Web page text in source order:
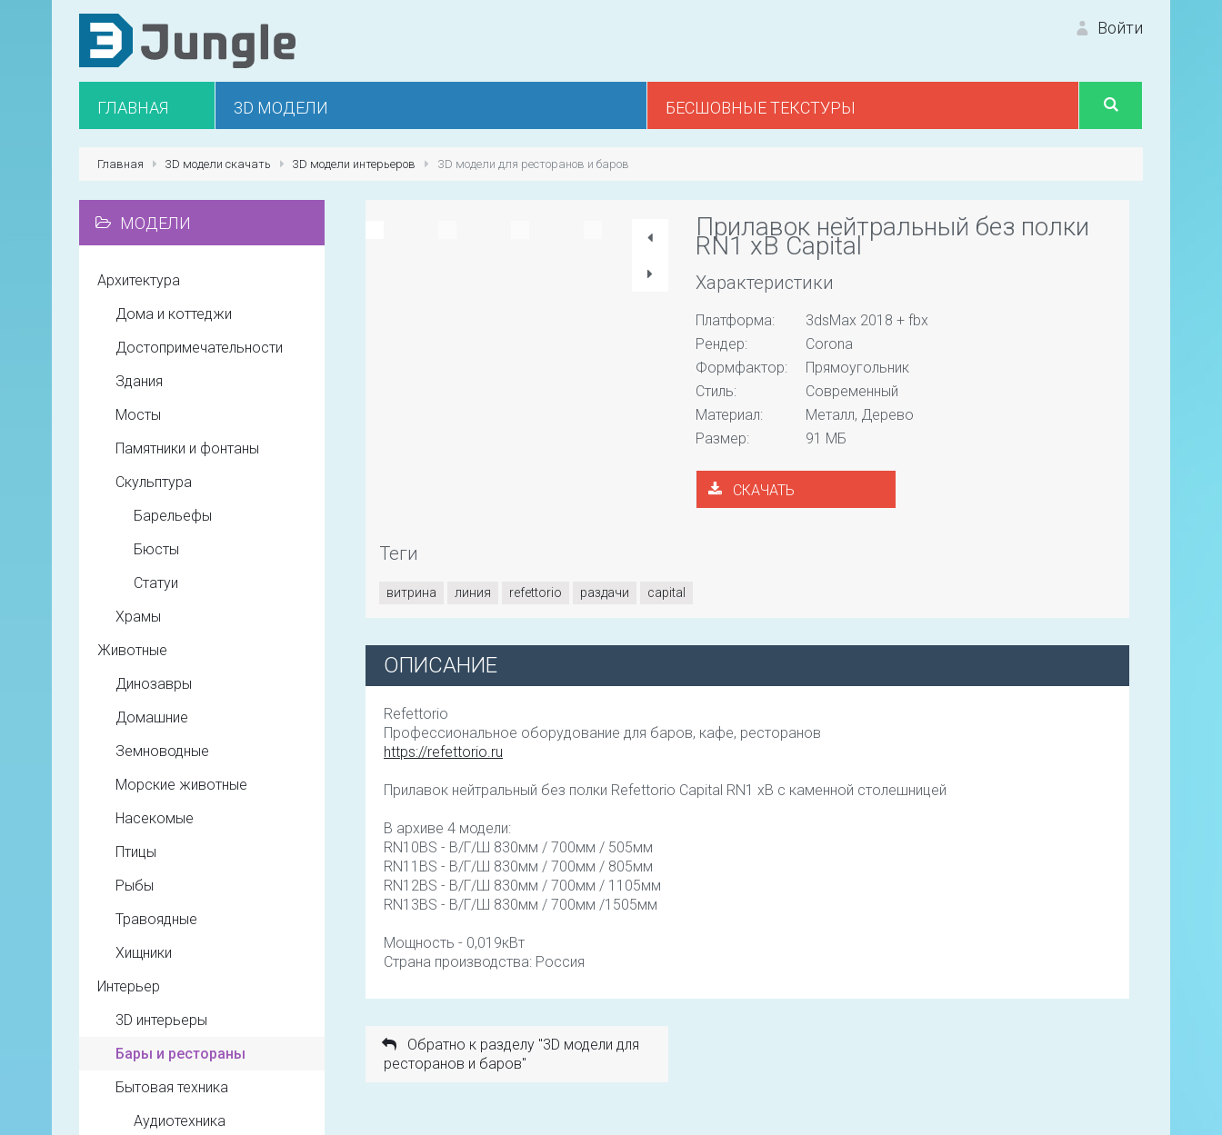
Войти
ГЛАВНАЯ 3D МОДЕЛИ БЕСШОВНЫЕ ТЕКСТУРЫ
Главная 3D модели скачать 3D модели интерьеров 3D модели для ресторанов и баров
Прилавок нейтральный без полки
RN1 хB Capital
Характеристики
Платформа:
3dsMax 2018 + fbx
Рендер:
Corona
Формфактор:
Прямоугольник
Стиль:
Современный
Материал:
Металл, Дерево
Размер:
91 МБ
СКАЧАТЬ
Теги
витрина линия refettorio раздачи сapital
ОПИСАНИЕ
Refettorio
Профессиональное оборудование для баров, кафе, ресторанов
https://refettorio.ru
Прилавок нейтральный без полки Refettorio Capital RN1 хВ с каменной столешницей
В архиве 4 модели:
RN10BS - В/Г/Ш 830мм / 700мм / 505мм
RN11BS - В/Г/Ш 830мм / 700мм / 805мм
RN12BS - В/Г/Ш 830мм / 700мм / 1105мм
RN13BS - В/Г/Ш 830мм / 700мм /1505мм
Мощность - 0,019кВт
Страна производства: Россия
Обратно к разделу "3D модели для
ресторанов и баров"
МОДЕЛИ
Архитектура
Дома и коттеджи
Достопримечательности
Здания
Мосты
Памятники и фонтаны
Скульптура
Барельефы
Бюсты
Статуи
Храмы
Животные
Динозавры
Домашние
Земноводные
Морские животные
Насекомые
Птицы
Рыбы
Травоядные
Хищники
Интерьер
3D интерьеры
Бары и рестораны
Бытовая техника
Аудиотехника